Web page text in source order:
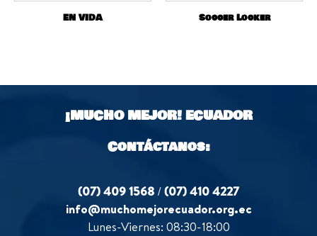
EN VIDA Soccer Locker
¡MUCHO MEJOR!ECUADOR
Contáctanos:
(07) 409 1568 /(07) 410 4227
info@muchomejorecuador.org.ec
Lunes-Viernes: 08:30-18:00